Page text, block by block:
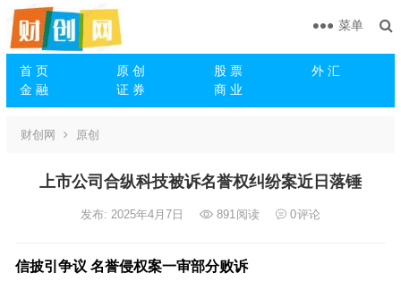
首 页 原 创 股 票
外 汇
金 融
证 券 商 业
菜单
财创网 原创
上市公司合纵科技被诉名誉权纠纷案近日落锤
发布: 2025年4月7日 891阅读 0评论
信披引争议 名誉侵权案一审部分败诉